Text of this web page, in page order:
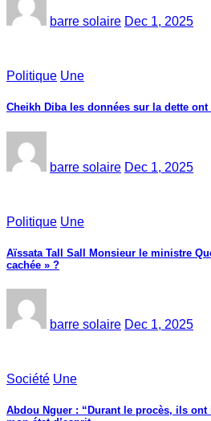
barre solaire Dec 1, 2025
Politique Une
Cheikh Diba les données sur la dette ont
barre solaire Dec 1, 2025
Politique Une
Aïssata Tall Sall Monsieur le ministre
cachée » ?
barre solaire Dec 1, 2025
Société Une
Abdou Nguer : “Durant le procès, ils